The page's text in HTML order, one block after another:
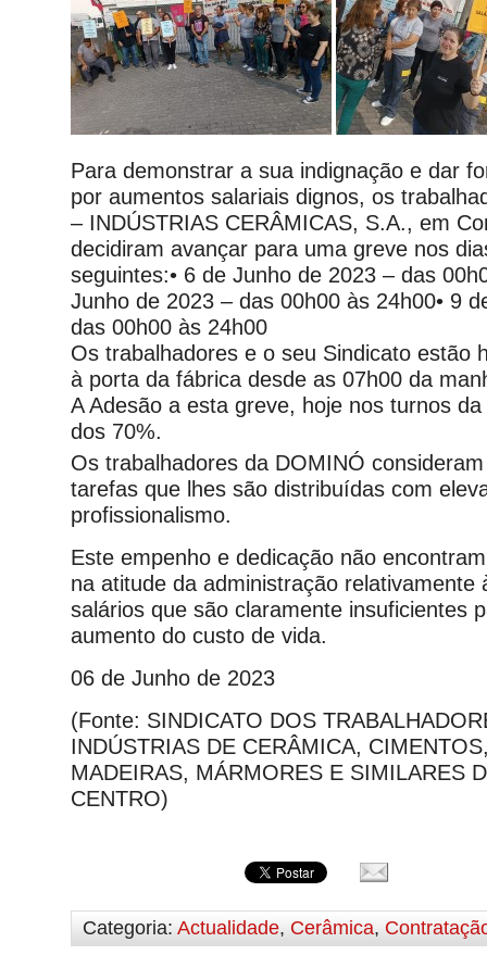
Para demonstrar a sua indignação e dar
por aumentos salariais dignos, os
– INDÚSTRIAS CERÂMICAS, S.A., em
decidiram avançar para uma greve nos
seguintes:• 6 de Junho de 2023 – das
Junho de 2023 – das 00h00 às 24h00• 9
das 00h00 às 24h00
Os trabalhadores e o seu Sindicato estão
à porta da fábrica desde as 07h00 da
A Adesão a esta greve, hoje nos turnos
dos 70%.
Os trabalhadores da DOMINÓ
tarefas que lhes são distribuídas com
profissionalismo.
Este empenho e dedicação não
na atitude da administração relativamente
salários que são claramente insuficientes
aumento do custo de vida.
06 de Junho de 2023
(Fonte: SINDICATO DOS
INDÚSTRIAS DE CERÂMICA,
MADEIRAS, MÁRMORES E SIMILARES
CENTRO)
Categoria: Actualidade, Cerâmica,